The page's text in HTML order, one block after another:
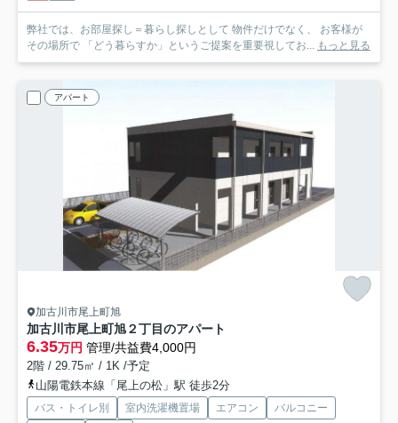
弊社では、お部屋探し＝暮らし探しとして 物件だけでなく、 お客様が
その場所で 「どう暮らすか」というご提案を重要視してお...
もっと見る
アパート
加古川市尾上町旭
加古川市尾上町旭２丁目のアパート
6.35万円 管理/共益費4,000円
2階 / 29.75㎡ / 1K /予定
山陽電鉄本線「尾上の松」駅 徒歩2分
バス・トイレ別 室内洗濯機置場 エアコン
バルコニー